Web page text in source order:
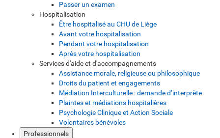
Passer un examen
Hospitalisation
Être hospitalisé au CHU de Liège
Avant votre hospitalisation
Pendant votre hospitalisation
Après votre hospitalisation
Services d'aide et d'accompagnements
Assistance morale, religieuse ou philosophique
Droits du patient et engagements
Médiation Interculturelle : demande d’interprète
Plaintes et médiations hospitalières
Psychologie Clinique et Action Sociale
Volontaires bénévoles
Professionnels